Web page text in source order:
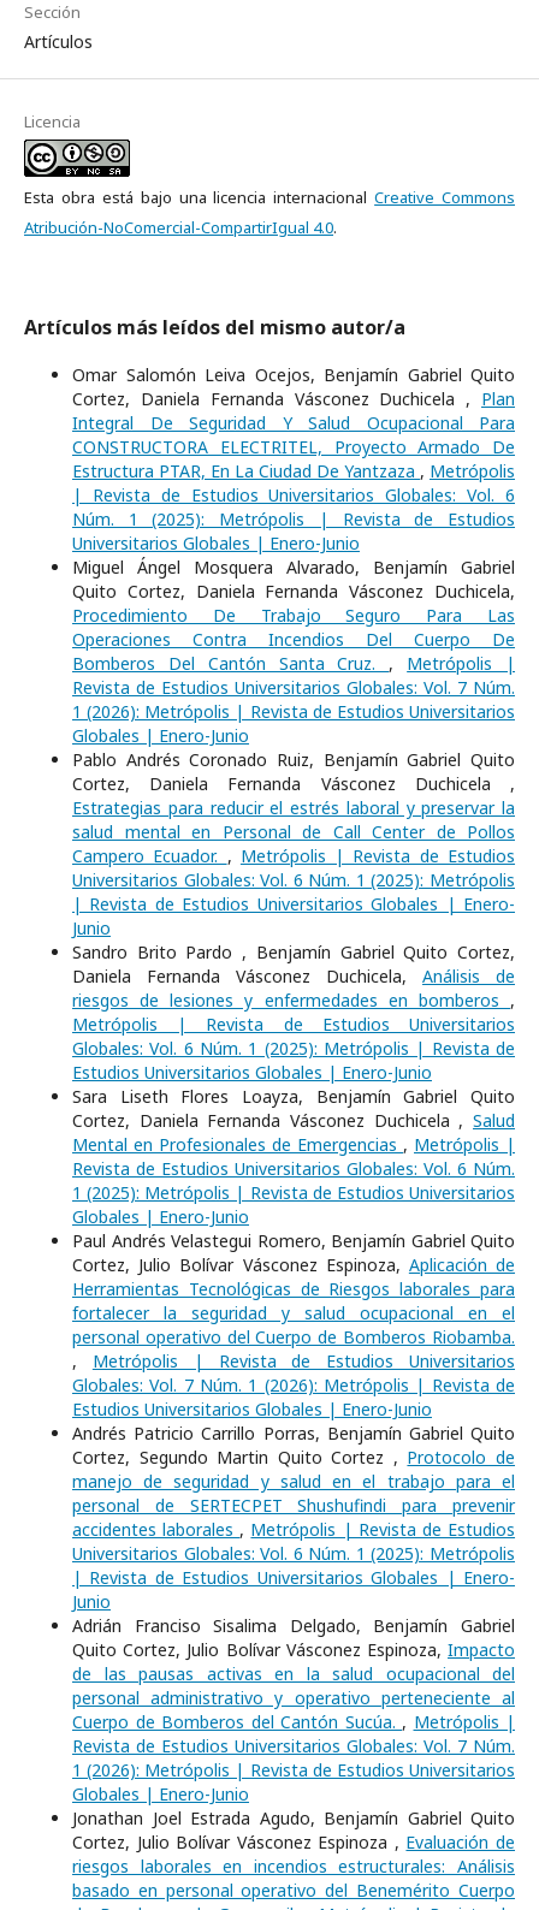
Sección
Artículos
Licencia
Esta obra está bajo una licencia internacionalCreative Commons
Atribución-NoComercial-CompartirIgual 4.0.
Artículos más leídos del mismo autor/a
Omar Salomón Leiva Ocejos, Benjamín Gabriel Quito
Cortez, Daniela Fernanda Vásconez Duchicela , Plan
Integral De Seguridad Y Salud Ocupacional Para
CONSTRUCTORA ELECTRITEL, Proyecto Armado De
Estructura PTAR, En La Ciudad De Yantzaza , Metrópolis
| Revista de Estudios Universitarios Globales: Vol. 6
Núm. 1 (2025): Metrópolis | Revista de Estudios
Universitarios Globales | Enero-Junio
Miguel Ángel Mosquera Alvarado, Benjamín Gabriel
Quito Cortez, Daniela Fernanda Vásconez Duchicela,
Procedimiento De Trabajo Seguro Para Las
Operaciones Contra Incendios Del Cuerpo De
Bomberos Del Cantón Santa Cruz. , Metrópolis |
Revista de Estudios Universitarios Globales: Vol. 7 Núm.
1 (2026): Metrópolis | Revista de Estudios Universitarios
Globales | Enero-Junio
Pablo Andrés Coronado Ruiz, Benjamín Gabriel Quito
Cortez, Daniela Fernanda Vásconez Duchicela ,
Estrategias para reducir el estrés laboral y preservar la
salud mental en Personal de Call Center de Pollos
Campero Ecuador. , Metrópolis | Revista de Estudios
Universitarios Globales: Vol. 6 Núm. 1 (2025): Metrópolis
| Revista de Estudios Universitarios Globales | Enero-
Junio
Sandro Brito Pardo , Benjamín Gabriel Quito Cortez,
Daniela Fernanda Vásconez Duchicela, Análisis de
riesgos de lesiones y enfermedades en bomberos ,
Metrópolis | Revista de Estudios Universitarios
Globales: Vol. 6 Núm. 1 (2025): Metrópolis | Revista de
Estudios Universitarios Globales | Enero-Junio
Sara Liseth Flores Loayza, Benjamín Gabriel Quito
Cortez, Daniela Fernanda Vásconez Duchicela , Salud
Mental en Profesionales de Emergencias , Metrópolis |
Revista de Estudios Universitarios Globales: Vol. 6 Núm.
1 (2025): Metrópolis | Revista de Estudios Universitarios
Globales | Enero-Junio
Paul Andrés Velastegui Romero, Benjamín Gabriel Quito
Cortez, Julio Bolívar Vásconez Espinoza, Aplicación de
Herramientas Tecnológicas de Riesgos laborales para
fortalecer la seguridad y salud ocupacional en el
personal operativo del Cuerpo de Bomberos Riobamba.
, Metrópolis | Revista de Estudios Universitarios
Globales: Vol. 7 Núm. 1 (2026): Metrópolis | Revista de
Estudios Universitarios Globales | Enero-Junio
Andrés Patricio Carrillo Porras, Benjamín Gabriel Quito
Cortez, Segundo Martin Quito Cortez , Protocolo de
manejo de seguridad y salud en el trabajo para el
personal de SERTECPET Shushufindi para prevenir
accidentes laborales , Metrópolis | Revista de Estudios
Universitarios Globales: Vol. 6 Núm. 1 (2025): Metrópolis
| Revista de Estudios Universitarios Globales | Enero-
Junio
Adrián Franciso Sisalima Delgado, Benjamín Gabriel
Quito Cortez, Julio Bolívar Vásconez Espinoza, Impacto
de las pausas activas en la salud ocupacional del
personal administrativo y operativo perteneciente al
Cuerpo de Bomberos del Cantón Sucúa. , Metrópolis |
Revista de Estudios Universitarios Globales: Vol. 7 Núm.
1 (2026): Metrópolis | Revista de Estudios Universitarios
Globales | Enero-Junio
Jonathan Joel Estrada Agudo, Benjamín Gabriel Quito
Cortez, Julio Bolívar Vásconez Espinoza , Evaluación de
riesgos laborales en incendios estructurales: Análisis
basado en personal operativo del Benemérito Cuerpo